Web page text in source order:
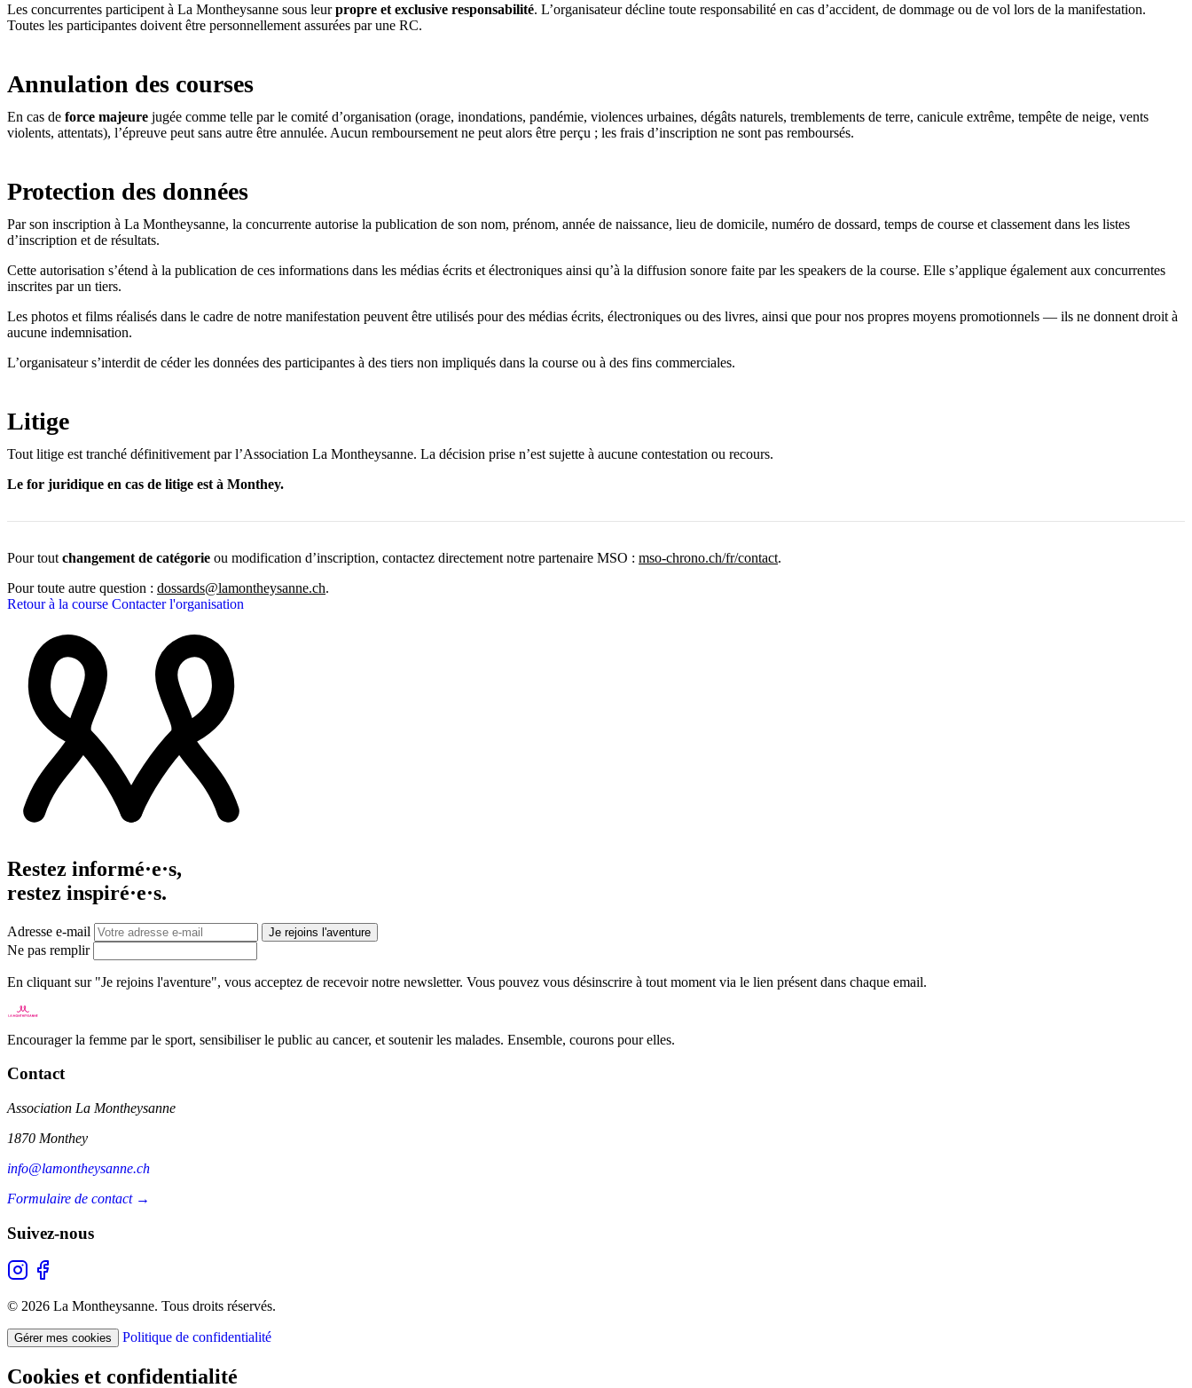
Les concurrentes participent à La Montheysanne sous leurpropre et exclusive responsabilité. L’organisateur décline toute responsabilité en cas d’accident, de dommage ou de vol lors de la manifestation.
Toutes les participantes doivent être personnellement assurées par une RC.
Annulation des courses
En cas de force majeure jugée comme telle par le comité d’organisation (orage, inondations, pandémie, violences urbaines, dégâts naturels, tremblements de terre, canicule extrême, tempête de neige, vents
violents, attentats), l’épreuve peut sans autre être annulée. Aucun remboursement ne peut alors être perçu ; les frais d’inscription ne sont pas remboursés.
Protection des données
Par son inscription à La Montheysanne, la concurrente autorise la publication de son nom, prénom, année de naissance, lieu de domicile, numéro de dossard, temps de course et classement dans les listes
d’inscription et de résultats.
Cette autorisation s’étend à la publication de ces informations dans les médias écrits et électroniques ainsi qu’à la diffusion sonore faite par les speakers de la course. Elle s’applique également aux concurrentes
inscrites par un tiers.
Les photos et films réalisés dans le cadre de notre manifestation peuvent être utilisés pour des médias écrits, électroniques ou des livres, ainsi que pour nos propres moyens promotionnels — ils ne donnent droit à
aucune indemnisation.
L’organisateur s’interdit de céder les données des participantes à des tiers non impliqués dans la course ou à des fins commerciales.
Litige
Tout litige est tranché définitivement par l’Association La Montheysanne. La décision prise n’est sujette à aucune contestation ou recours.
Le for juridique en cas de litige est à Monthey.
Pour tout changement de catégorie ou modification d’inscription, contactez directement notre partenaire MSO : mso-chrono.ch/fr/contact.
Pour toute autre question : dossards@lamontheysanne.ch.
Retour à la course Contacter l'organisation
Restez informé·e·s,
restez inspiré·e·s.
Adresse e-mail Je rejoins l'aventure
Ne pas remplir
En cliquant sur "Je rejoins l'aventure", vous acceptez de recevoir notre newsletter. Vous pouvez vous désinscrire à tout moment via le lien présent dans chaque email.
Encourager la femme par le sport, sensibiliser le public au cancer, et soutenir les malades. Ensemble, courons pour elles.
Contact
Association La Montheysanne
1870 Monthey
info@lamontheysanne.ch
Formulaire de contact →
Suivez-nous
© 2026 La Montheysanne. Tous droits réservés.
Gérer mes cookies Politique de confidentialité
Cookies et confidentialité